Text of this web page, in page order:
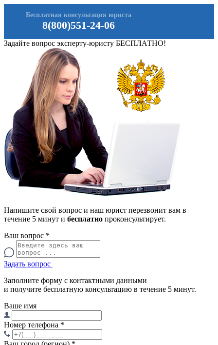
8(800)551-24-06
Бесплатная консультация юриста
Задайте вопрос эксперту-юристу БЕСПЛАТНО!
Напишите свой вопрос и наш юрист перезвонит вам в
течение 5 минут и бесплатно проконсультирует.
Ваш вопрос *
Задать вопрос
Заполните форму с контактными данными
и получите бесплатную консультацию в течение 5 минут.
Ваше имя
Номер телефона *